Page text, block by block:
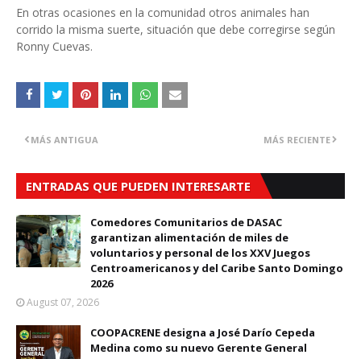
En otras ocasiones en la comunidad otros animales han
corrido la misma suerte, situación que debe corregirse según
Ronny Cuevas.
MÁS RECIENTE
MÁS ANTIGUA
ENTRADAS QUE PUEDEN INTERESARTE
Comedores Comunitarios de DASAC
garantizan alimentación de miles de
voluntarios y personal de los XXV Juegos
Centroamericanos y del Caribe Santo Domingo
2026
August 07, 2026
COOPACRENE designa a José Darío Cepeda
Medina como su nuevo Gerente General